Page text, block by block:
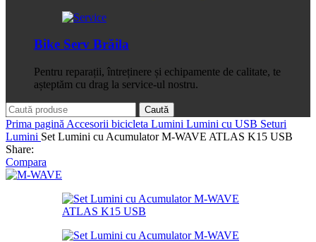
Bike Serv Brăila
Pentru reparații, întreținere și echipamente de calitate, te
așteptăm cu drag la service-ul nostru.
Caută
Prima pagină Accesorii bicicleta Lumini Lumini cu USB Seturi
Lumini Set Lumini cu Acumulator M-WAVE ATLAS K15 USB
Share:
Compara